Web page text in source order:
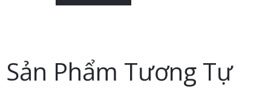
Sản Phẩm Tương Tự